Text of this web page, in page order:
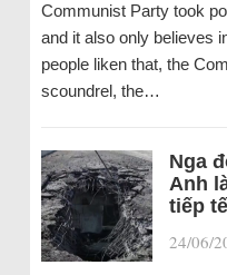
Communist Party took
and it also only believes
people liken that, the
scoundrel, the…
Nga
Anh
tiếp
24/06/